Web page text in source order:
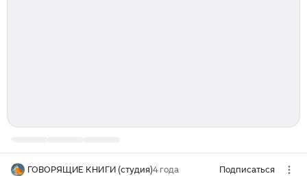
ГОВОРЯЩИЕ КНИГИ (студия)4 года Подписаться